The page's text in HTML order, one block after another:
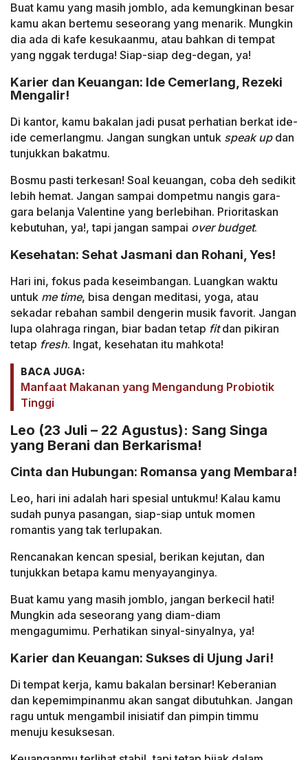
Buat kamu yang masih jomblo, ada kemungkinan besar
kamu akan bertemu seseorang yang menarik. Mungkin
dia ada di kafe kesukaanmu, atau bahkan di tempat
yang nggak terduga! Siap-siap deg-degan, ya!
Karier dan Keuangan: Ide Cemerlang, Rezeki
Mengalir!
Di kantor, kamu bakalan jadi pusat perhatian berkat ide-
ide cemerlangmu. Jangan sungkan untuk speak updan
tunjukkan bakatmu.
Bosmu pasti terkesan! Soal keuangan, coba deh sedikit
lebih hemat. Jangan sampai dompetmu nangis gara-
gara belanja Valentine yang berlebihan. Prioritaskan
kebutuhan, ya!, tapi jangan sampai over budget.
Kesehatan: Sehat Jasmani dan Rohani, Yes!
Hari ini, fokus pada keseimbangan. Luangkan waktu
untuk me time, bisa dengan meditasi, yoga, atau
sekadar rebahan sambil dengerin musik favorit. Jangan
lupa olahraga ringan, biar badan tetap fitdan pikiran
tetap fresh. Ingat, kesehatan itu mahkota!
BACA JUGA:
Manfaat Makanan yang Mengandung Probiotik
Tinggi
Leo (23 Juli – 22 Agustus): Sang Singa
yang Berani dan Berkarisma!
Cinta dan Hubungan: Romansa yang Membara!
Leo, hari ini adalah hari spesial untukmu! Kalau kamu
sudah punya pasangan, siap-siap untuk momen
romantis yang tak terlupakan.
Rencanakan kencan spesial, berikan kejutan, dan
tunjukkan betapa kamu menyayanginya.
Buat kamu yang masih jomblo, jangan berkecil hati!
Mungkin ada seseorang yang diam-diam
mengagumimu. Perhatikan sinyal-sinyalnya, ya!
Karier dan Keuangan: Sukses di Ujung Jari!
Di tempat kerja, kamu bakalan bersinar! Keberanian
dan kepemimpinanmu akan sangat dibutuhkan. Jangan
ragu untuk mengambil inisiatif dan pimpin timmu
menuju kesuksesan.